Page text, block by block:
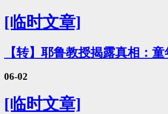
[临时文章]
【转】耶鲁教授揭露真相：
06-02
[临时文章]